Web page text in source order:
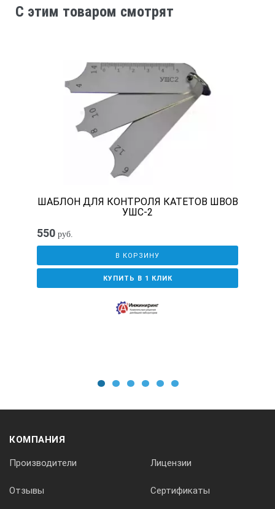
C этим товаром смотрят
ШАБЛОН ДЛЯ КОНТРОЛЯ КАТЕТОВ ШВОВ
УШС-2
550 руб.
В КОРЗИНУ
КУПИТЬ В 1 КЛИК
КОМПАНИЯ
Производители Лицензии
Отзывы Сертификаты